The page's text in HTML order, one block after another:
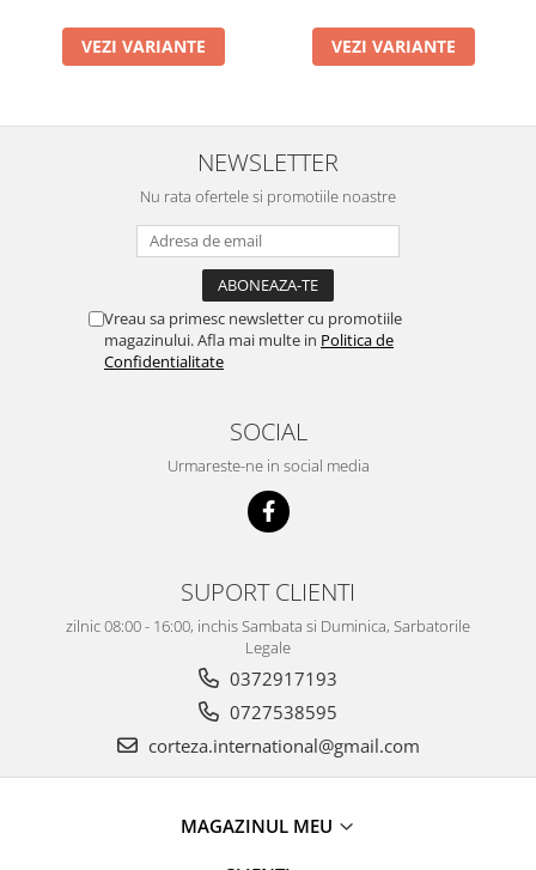
VEZI VARIANTE VEZI VARIANTE
NEWSLETTER
Nu rata ofertele si promotiile noastre
Vreau sa primesc newsletter cu promotiile
magazinului. Afla mai multe in Politica de
Confidentialitate
SOCIAL
Urmareste-ne in social media
SUPORT CLIENTI
zilnic 08:00 - 16:00, inchis Sambata si Duminica, Sarbatorile
Legale
0372917193
0727538595
corteza.international@gmail.com
MAGAZINUL MEU